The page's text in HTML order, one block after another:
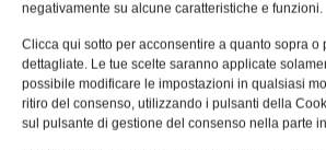
negativamente su alcune caratteristiche e funzioni.
Clicca qui sotto per acconsentire a quanto sopra o
dettagliate. Le tue scelte saranno applicate
possibile modificare le impostazioni in qualsiasi
ritiro del consenso, utilizzando i pulsanti della
sul pulsante di gestione del consenso nella parte
QUADERNI DI